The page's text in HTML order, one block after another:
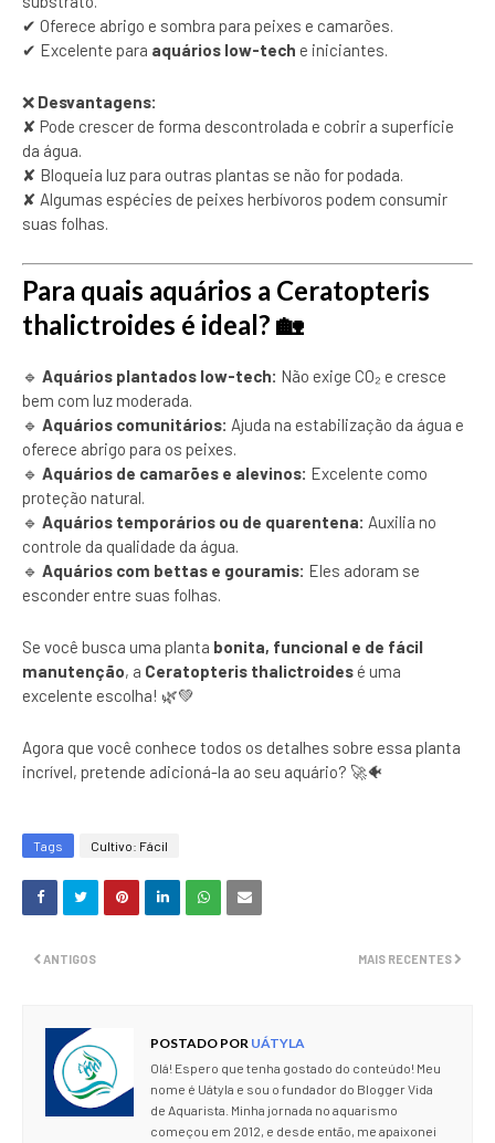
✔ Oferece abrigo e sombra para peixes e camarões.
✔ Excelente para aquários low-tech e iniciantes.
❌ Desvantagens:
✘ Pode crescer de forma descontrolada e cobrir a superfície
da água.
✘ Bloqueia luz para outras plantas se não for podada.
✘ Algumas espécies de peixes herbívoros podem consumir
suas folhas.
Para quais aquários a Ceratopteris
thalictroides é ideal? 🏡
🔹 Aquários plantados low-tech: Não exige CO₂ e cresce
bem com luz moderada.
🔹 Aquários comunitários: Ajuda na estabilização da água e
oferece abrigo para os peixes.
🔹 Aquários de camarões e alevinos: Excelente como
proteção natural.
🔹 Aquários temporários ou de quarentena: Auxilia no
controle da qualidade da água.
🔹 Aquários com bettas e gouramis: Eles adoram se
esconder entre suas folhas.
Se você busca uma planta bonita, funcional e de fácil
manutenção, a Ceratopteris thalictroidesé uma
excelente escolha! 🌿💚
Agora que você conhece todos os detalhes sobre essa planta
incrível, pretende adicioná-la ao seu aquário? 🚀🐠
Tags Cultivo: Fácil
MAIS RECENTES
ANTIGOS
POSTADO POR UÁTYLA
Olá! Espero que tenha gostado do conteúdo! Meu
nome é Uátyla e sou o fundador do Blogger Vida
de Aquarista. Minha jornada no aquarismo
começou em 2012, e desde então, me apaixonei